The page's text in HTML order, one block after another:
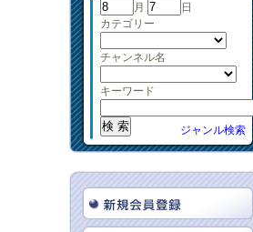
月
日
カテゴリー
チャンネル名
キーワード
ジャンル検索